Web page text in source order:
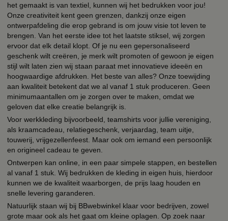
het gemaakt is van textiel, kunnen wij het bedrukken voor jou!
Onze creativiteit kent geen grenzen, dankzij onze eigen
ontwerpafdeling die erop gebrand is om jouw visie tot leven te
brengen. Van het eerste idee tot het laatste stiksel, wij zorgen
ervoor dat elk detail klopt. Of je nu een gepersonaliseerd
geschenk wilt creëren, je merk wilt promoten of gewoon je eigen
stijl wilt laten zien wij staan paraat met innovatieve ideeën en
hoogwaardige afdrukken. Het beste van alles? Onze toewijding
aan kwaliteit betekent dat we al vanaf 1 stuk produceren. Geen
minimumaantallen om je zorgen over te maken, omdat we
geloven dat elke creatie belangrijk is.
Voor werkkleding bijvoorbeeld, teamshirts voor jullie vereniging,
als kraamcadeau, relatiegeschenk, verjaardag, team uitje,
touwerij, vrijgezellenfeest. Maar ook om iemand een persoonlijk
en origineel cadeau te geven.
Ontwerpen kan online, in een paar simpele stappen, en bestellen
al vanaf 1 stuk. Wij bedrukken de kleding in eigen huis, hierdoor
kunnen we de kwaliteit waarborgen, de prijs laag houden en
snelle levering garanderen.
Natuurlijk staan wij bij BBwebwinkel klaar voor bedrijven, zowel
grote maar ook als het gaat om kleine oplagen. Op zoek naar